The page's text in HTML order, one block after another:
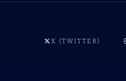
X (TWITTER)